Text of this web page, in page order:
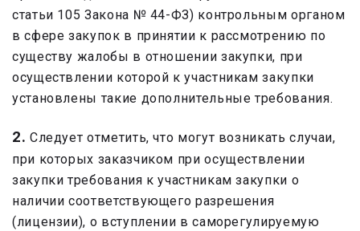
статьи 105 Закона № 44-ФЗ) контрольным органом
в сфере закупок в принятии к рассмотрению по
существу жалобы в отношении закупки, при
осуществлении которой к участникам закупки
установлены такие дополнительные требования.
2. Следует отметить, что могут возникать случаи,
при которых заказчиком при осуществлении
закупки требования к участникам закупки о
наличии соответствующего разрешения
(лицензии), о вступлении в саморегулируемую